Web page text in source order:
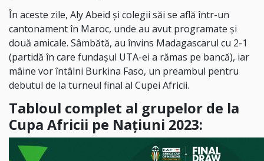
În aceste zile, Aly Abeid și colegii săi se află într-un
cantonament în Maroc, unde au avut programate și
două amicale. Sâmbătă, au învins Madagascarul cu 2-1
(partidă în care fundașul UTA-ei a rămas pe bancă), iar
mâine vor întâlni Burkina Faso, un preambul pentru
debutul de la turneul final al Cupei Africii.
Tabloul complet al grupelor de la
Cupa Africii pe Națiuni 2023: